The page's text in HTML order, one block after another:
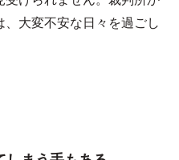
大変不安な日々を過ごし